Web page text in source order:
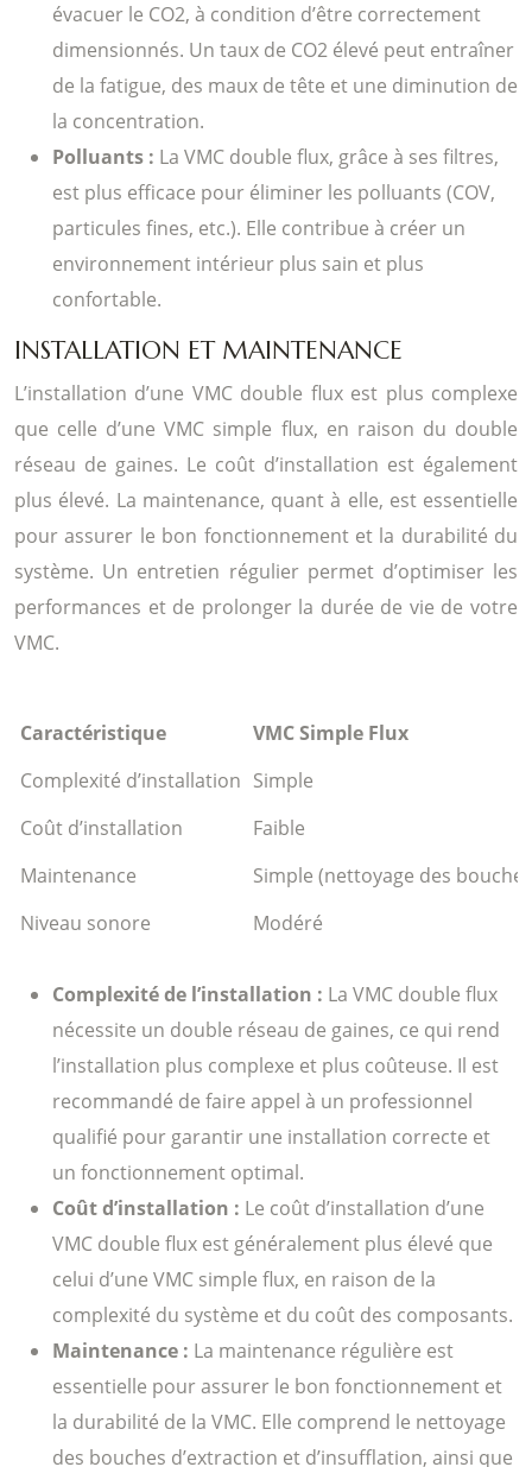
évacuer le CO2, à condition d’être correctement
dimensionnés. Un taux de CO2 élevé peut entraîner
de la fatigue, des maux de tête et une diminution de
la concentration.
Polluants : La VMC double flux, grâce à ses filtres,
est plus efficace pour éliminer les polluants (COV,
particules fines, etc.). Elle contribue à créer un
environnement intérieur plus sain et plus
confortable.
INSTALLATION ET MAINTENANCE
L’installation d’une VMC double flux est plus complexe
que celle d’une VMC simple flux, en raison du double
réseau de gaines. Le coût d’installation est également
plus élevé. La maintenance, quant à elle, est essentielle
pour assurer le bon fonctionnement et la durabilité du
système. Un entretien régulier permet d’optimiser les
performances et de prolonger la durée de vie de votre
VMC.
Caractéristique
VMC Simple Flux
Complexité d’installation Simple
Coût d’installation
Faible
Maintenance
Simple (nettoyage des
Niveau sonore
Modéré
Complexité de l’installation : La VMC double flux
nécessite un double réseau de gaines, ce qui rend
l’installation plus complexe et plus coûteuse. Il est
recommandé de faire appel à un professionnel
qualifié pour garantir une installation correcte et
un fonctionnement optimal.
Coût d’installation : Le coût d’installation d’une
VMC double flux est généralement plus élevé que
celui d’une VMC simple flux, en raison de la
complexité du système et du coût des composants.
Maintenance : La maintenance régulière est
essentielle pour assurer le bon fonctionnement et
la durabilité de la VMC. Elle comprend le nettoyage
des bouches d’extraction et d’insufflation, ainsi que